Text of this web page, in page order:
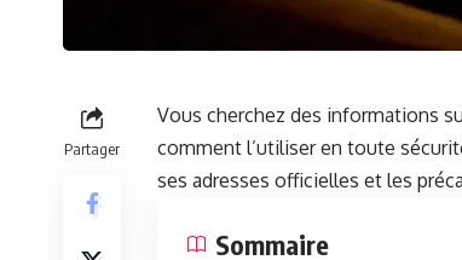
Partager
Vous cherchez des informations
comment l’utiliser en toute
ses adresses officielles et les
Sommaire